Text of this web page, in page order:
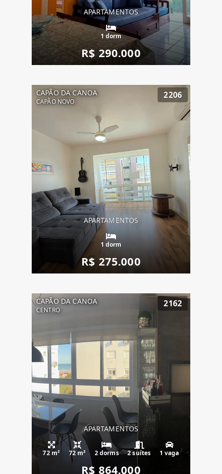
APARTAMENTOS
1 dorm
R$ 290.000
CAPÃO DA CANOA
CAPÃO NOVO
2206
APARTAMENTOS
1 dorm
R$ 275.000
CAPÃO DA CANOA
CENTRO
2162
APARTAMENTOS
72 m² 72 m² 2 dorms 2 suítes 1 vaga
R$ 864.000